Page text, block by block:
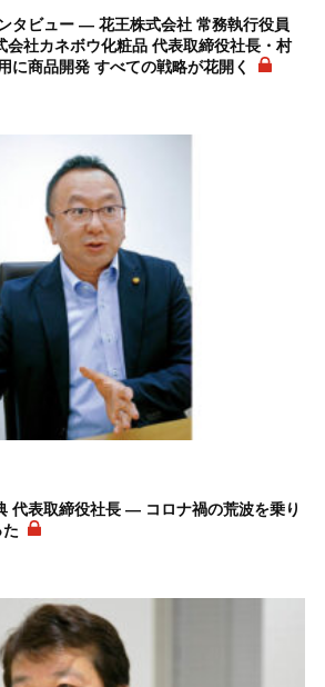
タビュー ― 花王株式会社 常務執行役員
会社カネボウ化粧品 代表取締役社長・村
商品開発 すべての戦略が花開く
代表取締役社長 ― コロナ禍の荒波を乗り